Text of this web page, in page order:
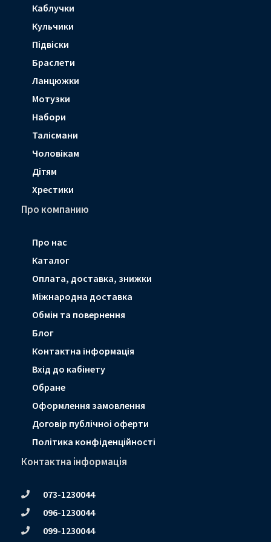
Каблучки
Кульчики
Підвіски
Браслети
Ланцюжки
Мотузки
Набори
Талісмани
Чоловікам
Дітям
Хрестики
Про компанию
Про нас
Каталог
Оплата, доставка, знижки
Мiжнародна доставка
Обмін та повернення
Блог
Контактна інформація
Вхід до кабінету
Обране
Оформлення замовлення
Договір публічноі оферти
Політика конфіденційності
Контактна інформація
073-1230044
096-1230044
099-1230044